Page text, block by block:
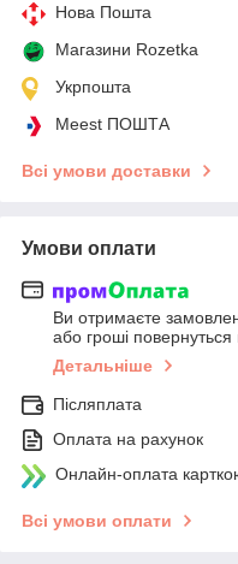
Нова Пошта
Магазини Rozetka
Укрпошта
Meest ПОШТА
Всі умови доставки
Умови оплати
Ви отримаєте
або гроші
Детальніше
Післяплата
Оплата на рахунок
Онлайн-оплата
Всі умови оплати